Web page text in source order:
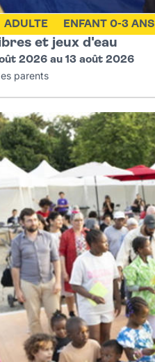
et jeux d'eau
ADULTE ENFANT 0-3 ANS
2026 au 13 août 2026
parents